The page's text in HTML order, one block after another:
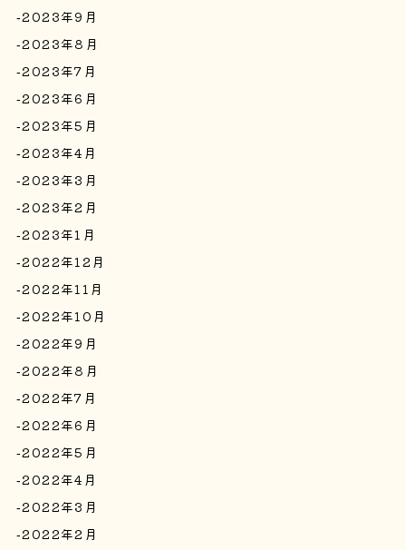
2023年9月
2023年8月
2023年7月
2023年6月
2023年5月
2023年4月
2023年3月
2023年2月
2023年1月
2022年12月
2022年11月
2022年10月
2022年9月
2022年8月
2022年7月
2022年6月
2022年5月
2022年4月
2022年3月
2022年2月